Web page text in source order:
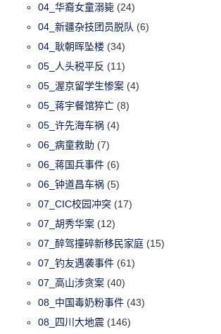
04_华裔女童溺毙 (24)
04_新疆杂技团员脱队 (6)
04_耿朝晖坠楼 (34)
05_人头税平反 (11)
05_渥京留学生惨案 (4)
05_蒋宇餐馆猝亡 (8)
05_许先海车祸 (4)
06_病童救助 (7)
06_蒋国兵事件 (6)
06_钟道昌车祸 (5)
07_CIC校园冲突 (17)
07_胡秀华案 (12)
07_醉驾撞碎新移民家庭 (15)
07_钓友遇袭事件 (61)
07_高山涉贪案 (40)
08_中国毒奶粉事件 (43)
08_四川大地震 (146)